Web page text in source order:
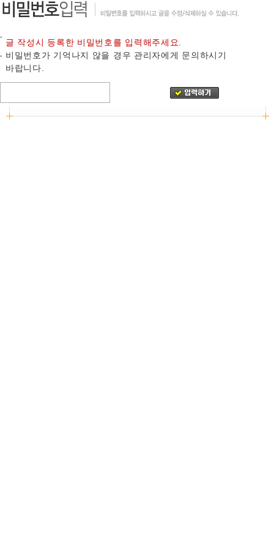
글 작성시 등록한 비밀번호를 입력해주세요.
비밀번호가 기억나지 않을 경우 관리자에게 문의하시기
바랍니다.